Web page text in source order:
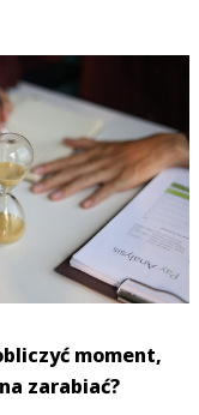
moment,
zarabiać?